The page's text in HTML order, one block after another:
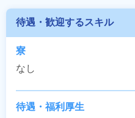
待遇・歓迎するスキル
寮
なし
待遇・福利厚生